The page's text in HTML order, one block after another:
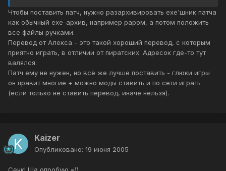
Чтобы поставить патч, нужно разархивировать exe'шник патча
как обычный exe-архив, например раром, а потом положить
все файлы ручками.
Перевод от Алекса - это такой хороший перевод, с которым
приятно играть, в отличии от пиратских. Адресок где-то тут
валялся.
Патч ему не нужен, но всё же лучше поставить - глюки игры
он правит многие + можно моды ставить и по сети играть
(если только не ставить перевод, иначе нельзя).
Kaizer
Опубликовано: 19 июня 2005